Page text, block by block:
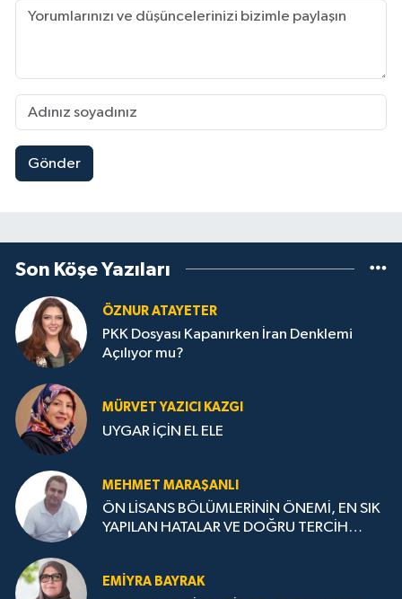
Gönder
Son Köşe Yazıları
ÖZNUR ATAYETER
PKK Dosyası Kapanırken İran Denklemi
Açılıyor mu?
MÜRVET YAZICI KAZGI
UYGAR İÇİN EL ELE
MEHMET MARAŞANLI
ÖN LİSANS BÖLÜMLERİNİN ÖNEMİ, EN SIK
YAPILAN HATALAR VE DOĞRU TERCİH
EMIYRA BAYRAK